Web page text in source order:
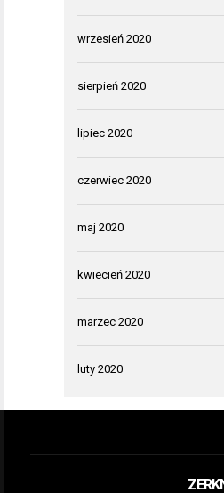
wrzesień 2020
sierpień 2020
lipiec 2020
czerwiec 2020
maj 2020
kwiecień 2020
marzec 2020
luty 2020